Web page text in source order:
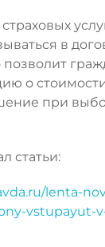
в
позволит
о
при
статьи:
lenta-
vstupayut-